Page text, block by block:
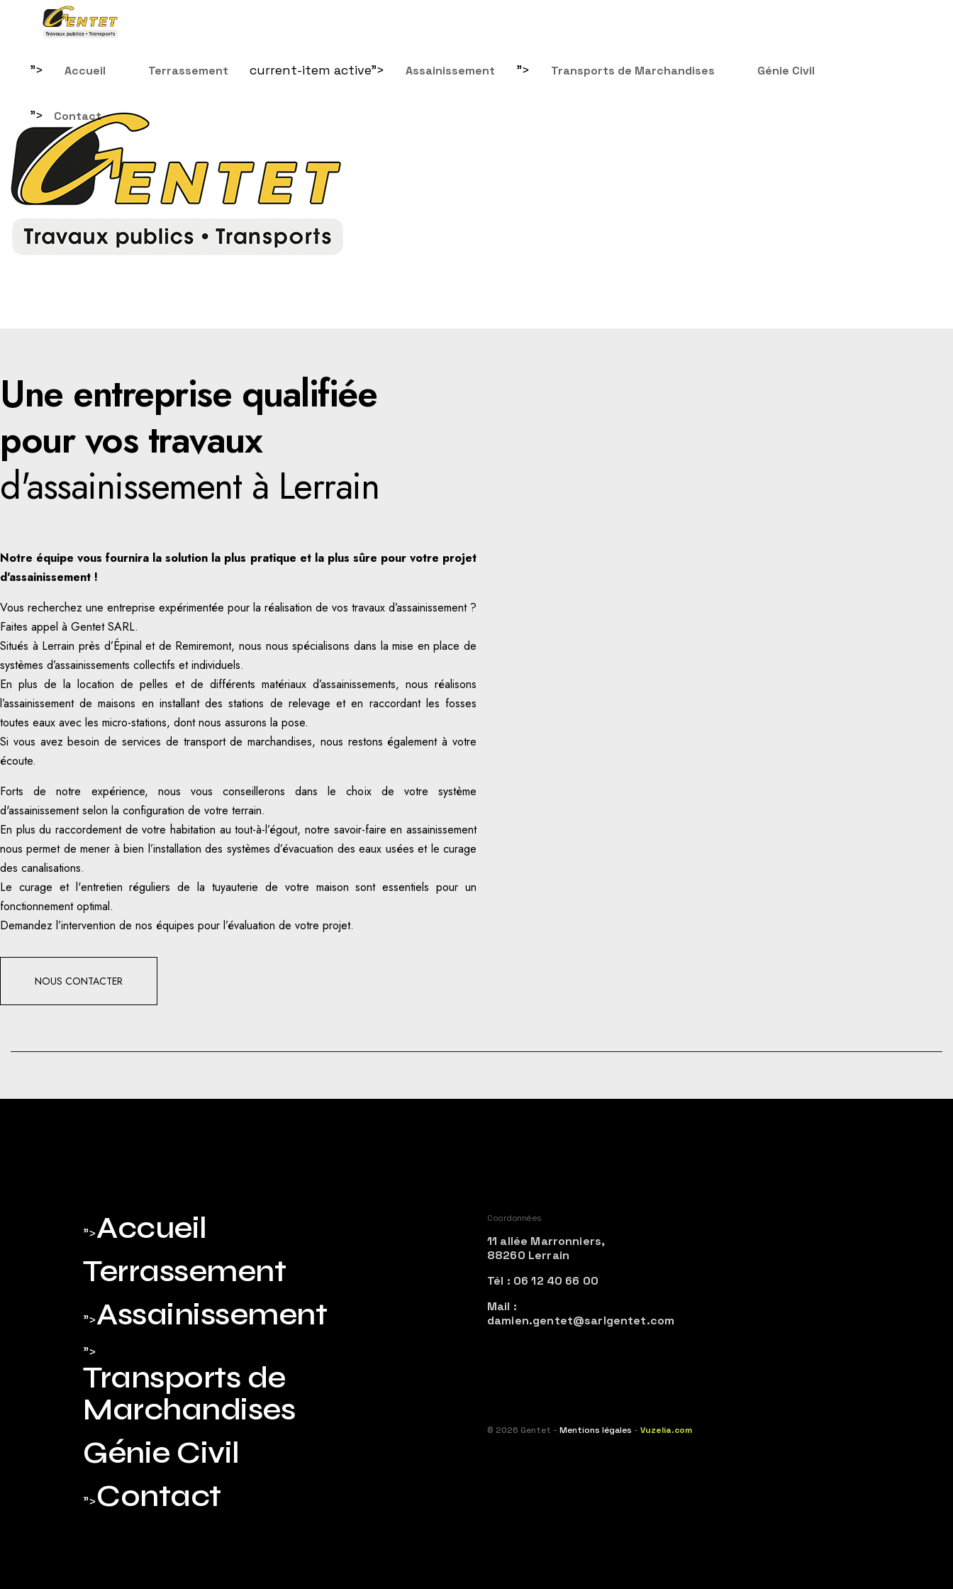
"> Accueil Terrassement current-item active"> Assainissement "> Transports de Marchandises Génie Civil
"> Contact
Une entreprise qualifiée
pour vos travaux
d'assainissement à Lerrain
Notre équipe vous fournira la solution la plus pratique et la plus sûre pour votre projet
d'assainissement !
Vous recherchez une entreprise expérimentée pour la réalisation de vos travaux d’assainissement ?
Faites appel à Gentet SARL.
Situés à Lerrain près d’Épinal et de Remiremont, nous nous spécialisons dans la mise en place de
systèmes d’assainissements collectifs et individuels.
En plus de la location de pelles et de différents matériaux d’assainissements, nous réalisons
l’assainissement de maisons en installant des stations de relevage et en raccordant les fosses
toutes eaux avec les micro-stations, dont nous assurons la pose.
Si vous avez besoin de services de transport de marchandises, nous restons également à votre
écoute.
Forts de notre expérience, nous vous conseillerons dans le choix de votre système
d'assainissement selon la configuration de votre terrain.
En plus du raccordement de votre habitation au tout-à-l’égout, notre savoir-faire en assainissement
nous permet de mener à bien l’installation des systèmes d’évacuation des eaux usées et le curage
des canalisations.
Le curage et l'entretien réguliers de la tuyauterie de votre maison sont essentiels pour un
fonctionnement optimal.
Demandez l’intervention de nos équipes pour l’évaluation de votre projet.
NOUS CONTACTER
">Accueil
Terrassement
">Assainissement
">
Transports de
Marchandises
Génie Civil
">Contact
Coordonnées
11 allée Marronniers,
88260 Lerrain
Tél : 06 12 40 66 00
Mail :
damien.gentet@sarlgentet.com
© 2026 Gentet - Mentions légales - Vuzelia.com